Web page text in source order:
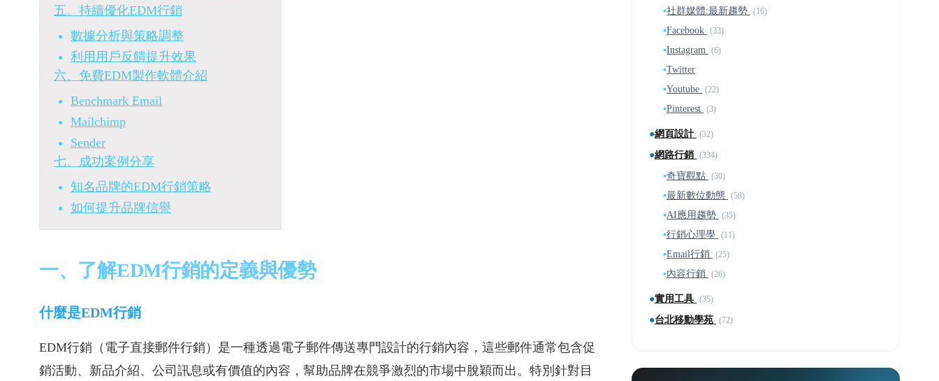
五、持續優化EDM行銷
數據分析與策略調整
利用用戶反饋提升效果
六、免費EDM製作軟體介紹
Benchmark Email
Mailchimp
Sender
七、成功案例分享
知名品牌的EDM行銷策略
如何提升品牌信譽
一、了解EDM行銷的定義與優勢
什麼是EDM行銷
EDM行銷（電子直接郵件行銷）是一種透過電子郵件傳送專門設計的行銷內容，這些郵件通常包含促
銷活動、新品介紹、公司訊息或有價值的內容，幫助品牌在競爭激烈的市場中脫穎而出。特別針對目
▪社群媒體:最新趨勢 (16)
▪Facebook (33)
▪Instagram (6)
▪Twitter
▪Youtube (22)
▪Pinterest (3)
●網頁設計 (32)
●網路行銷 (334)
▪奇寶觀點 (30)
▪最新數位動態 (58)
▪AI應用趨勢 (35)
▪行銷心理學 (11)
▪Email行銷 (25)
▪內容行銷 (26)
●實用工具 (35)
●台北移動學苑 (72)